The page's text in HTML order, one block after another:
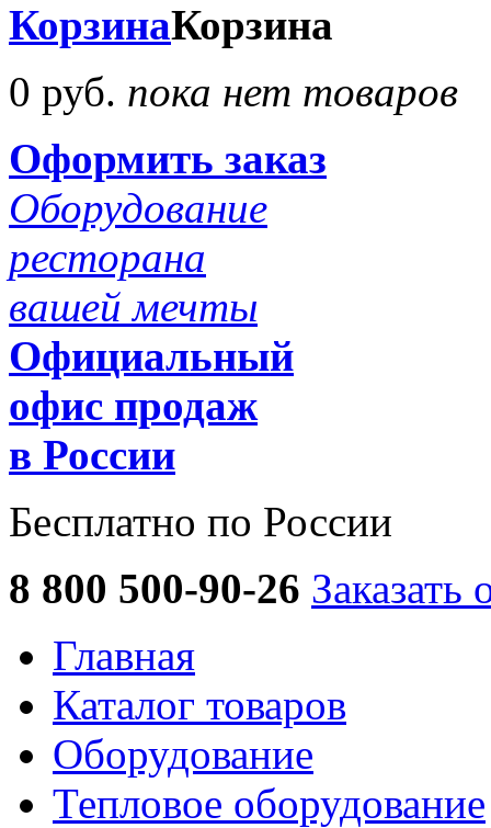
КорзинаКорзина
0 руб. пока нет товаров
Оформить заказ
Оборудование
ресторана
вашей мечты
Официальный
офис продаж
в России
Бесплатно по России
8 800 500-90-26 Заказать
Главная
Каталог товаров
Оборудование
Тепловое оборудование